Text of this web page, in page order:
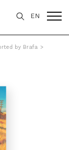
EN
by Brafa >